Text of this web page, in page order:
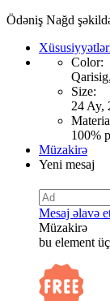
Ödəniş Nağd
Color:
Qarisig,
Size:
24 Ay,
100%
Müzakirə
Yeni mesaj
Mesaj əlavə
Müzakirə
bu element